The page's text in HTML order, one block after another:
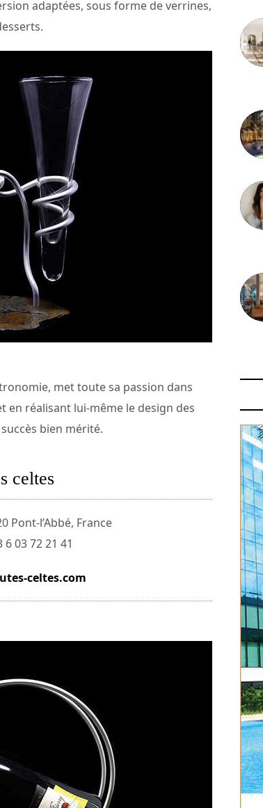
adaptées, sous forme de verrines,
met toute sa passion dans
en réalisant lui-même le design des
bien mérité.
celtes
Pont-l’Abbé, France
03 72 21 41
celtes.com